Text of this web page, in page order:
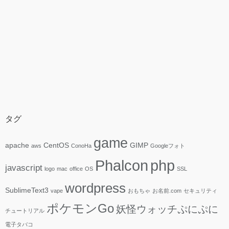
タグ
apache aws CentOS ConoHa game GIMP Googleフォト
javascript logo mac office OS Phalcon php SSL
SublimeText3 vape wordpress おもちゃ お名前.com セキュリティ
チュートリアル ポケモンGo妖怪ウォッチぷにぷに
電子タバコ